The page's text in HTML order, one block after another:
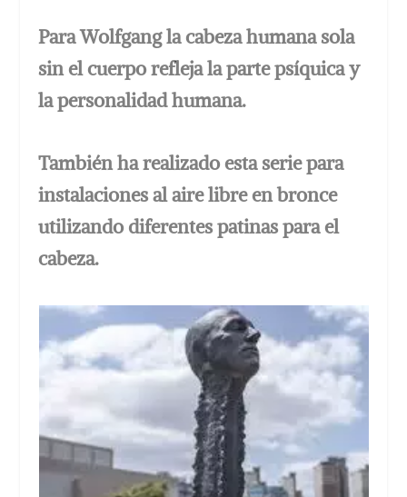
Para Wolfgang la cabeza humana sola
sin el cuerpo refleja la parte psíquica y
la personalidad humana.
También ha realizado esta serie para
instalaciones al aire libre en bronce
utilizando diferentes patinas para el
cabeza.